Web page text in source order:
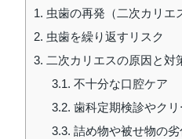
1. 虫歯の再発（二次カリエ
2. 虫歯を繰り返すリスク
3. 二次カリエスの原因と対
3.1. 不十分な口腔ケア
3.2. 歯科定期検診やク
3.3. 詰め物や被せ物の劣